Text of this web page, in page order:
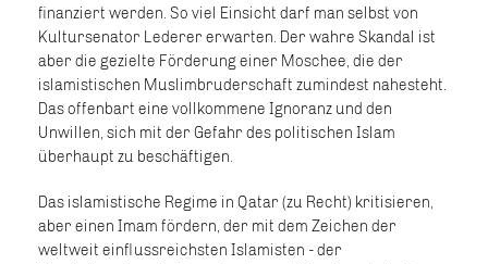
finanziert werden. So viel Einsicht darf man selbst von
Kultursenator Lederer erwarten. Der wahre Skandal ist
aber die gezielte Förderung einer Moschee, die der
islamistischen Muslimbruderschaft zumindest nahesteht.
Das offenbart eine vollkommene Ignoranz und den
Unwillen, sich mit der Gefahr des politischen Islam
überhaupt zu beschäftigen.
Das islamistische Regime in Qatar (zu Recht) kritisieren,
aber einen Imam fördern, der mit dem Zeichen der
weltweit einflussreichsten Islamisten - der